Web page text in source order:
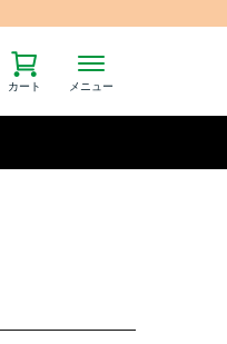
カート メニュー